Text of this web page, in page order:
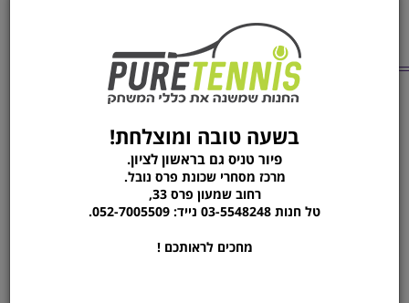
מוצרים נוספים
מהקטגוריה
HURRICAN
YONEX POLY TOUR PRO
בשעה טובה ומוצלחת!
פיור טניס גם בראשון לציון.
מרכז מסחרי שכונת פרס נובל.
רחוב שמעון פרס 33,
טל חנות 03-5548248 נייד: 052-7005509.
מחכים לראותכם !